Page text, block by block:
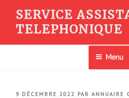
contenu
SERVICE
TELEPHONIQUE
Menu
PUBLIÉ
9 DÉCEMBRE 2022 PAR ANNUAIRE